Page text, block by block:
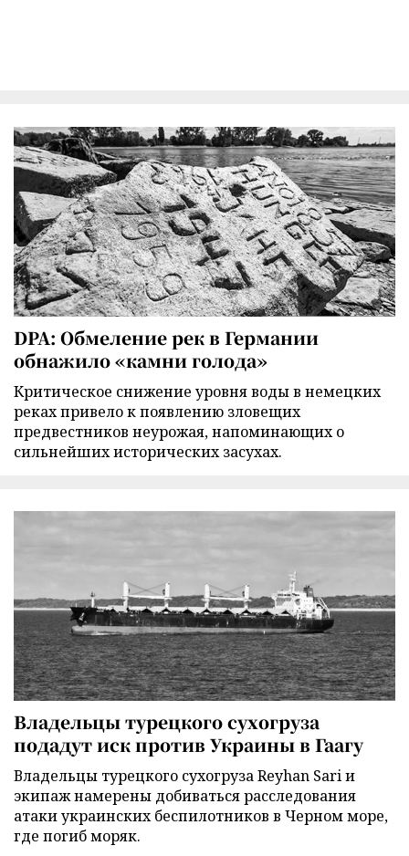
DPA: Обмеление рек в Германии
обнажило «камни голода»
Критическое снижение уровня воды в немецких
реках привело к появлению зловещих
предвестников неурожая, напоминающих о
сильнейших исторических засухах.
Владельцы турецкого сухогруза
подадут иск против Украины в Гаагу
Владельцы турецкого сухогруза Reyhan Sari и
экипаж намерены добиваться расследования
атаки украинских беспилотников в Черном море,
где погиб моряк.